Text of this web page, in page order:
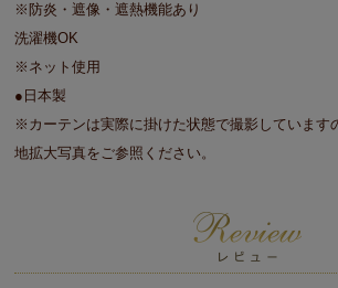
※防炎・遮像・遮熱機能あり
洗濯機OK
※ネット使用
●日本製
※カーテンは実際に掛けた状態で撮影しています
地拡大写真をご参照ください。